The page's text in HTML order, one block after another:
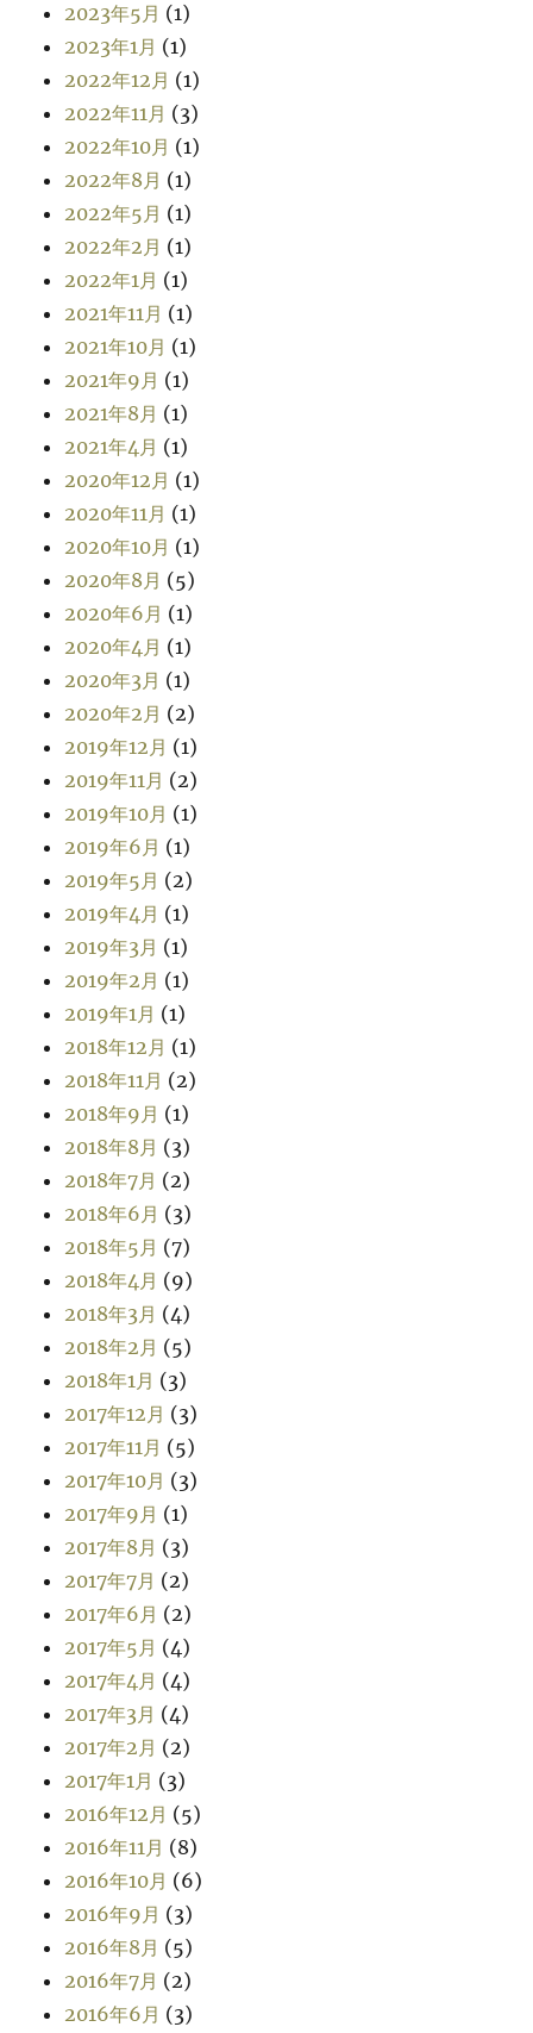
2023年5月 (1)
2023年1月 (1)
2022年12月 (1)
2022年11月 (3)
2022年10月 (1)
2022年8月 (1)
2022年5月 (1)
2022年2月 (1)
2022年1月 (1)
2021年11月 (1)
2021年10月 (1)
2021年9月 (1)
2021年8月 (1)
2021年4月 (1)
2020年12月 (1)
2020年11月 (1)
2020年10月 (1)
2020年8月 (5)
2020年6月 (1)
2020年4月 (1)
2020年3月 (1)
2020年2月 (2)
2019年12月 (1)
2019年11月 (2)
2019年10月 (1)
2019年6月 (1)
2019年5月 (2)
2019年4月 (1)
2019年3月 (1)
2019年2月 (1)
2019年1月 (1)
2018年12月 (1)
2018年11月 (2)
2018年9月 (1)
2018年8月 (3)
2018年7月 (2)
2018年6月 (3)
2018年5月 (7)
2018年4月 (9)
2018年3月 (4)
2018年2月 (5)
2018年1月 (3)
2017年12月 (3)
2017年11月 (5)
2017年10月 (3)
2017年9月 (1)
2017年8月 (3)
2017年7月 (2)
2017年6月 (2)
2017年5月 (4)
2017年4月 (4)
2017年3月 (4)
2017年2月 (2)
2017年1月 (3)
2016年12月 (5)
2016年11月 (8)
2016年10月 (6)
2016年9月 (3)
2016年8月 (5)
2016年7月 (2)
2016年6月 (3)